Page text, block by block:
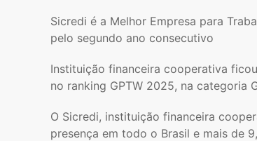
Sicredi é a Melhor Empresa para
pelo segundo ano consecutivo
Instituição financeira cooperativa
no ranking GPTW 2025, na categoria
O Sicredi, instituição financeira
presença em todo o Brasil e mais de